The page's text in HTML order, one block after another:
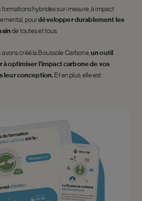
formations hybrides sur-mesure, à impact
pourdévelopper durablement les
de toutes et tous.
avons créé la Boussole Carbone, un outil
à optimiser l’impact carbone de vos
leur conception.Et en plus, elle est